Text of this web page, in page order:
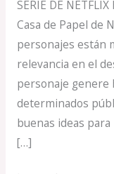
SERIE DE
Casa de Papel de
personajes están
relevancia en el
personaje genere
determinados
buenas ideas
[…]
PAPEL